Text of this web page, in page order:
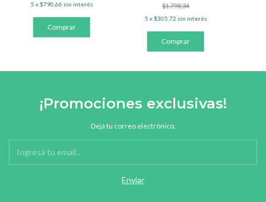
5x$790,66 sin interés $1.798,34
5 x$305,72 sin interés
¡Promociones exclusivas!
Dejá tu correo electrónico.